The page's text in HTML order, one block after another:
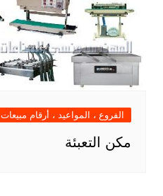
الفروع ، المواعيد ، أرقام مبيعات
مكن التعبئة